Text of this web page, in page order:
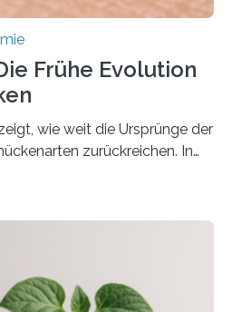
Frühe Evolution
wie weit die Ursprünge der
zurückreichen. In
bekannte Stechmücken-
und hat sich in
erhalten. Es konnte als neue
werden und trägt
primaevus. Dieser erste